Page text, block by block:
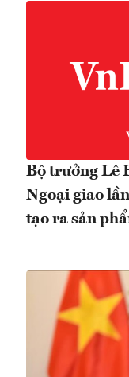
Bộ trưởng Lê
Ngoại giao
tạo ra sản